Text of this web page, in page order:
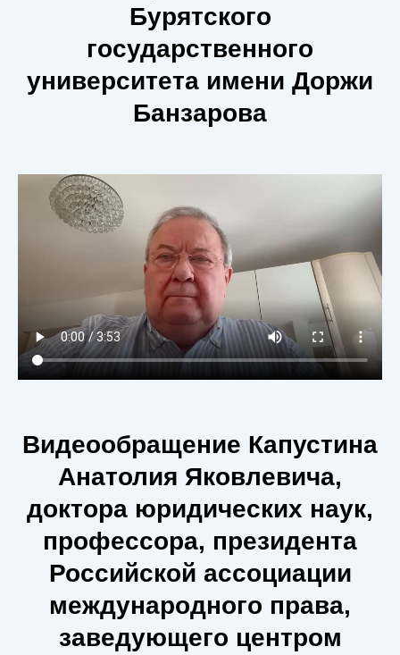
Бурятского
государственного
университета имени Доржи
Банзарова
Видеообращение Капустина
Анатолия Яковлевича,
доктора юридических наук,
профессора, президента
Российской ассоциации
международного права,
заведующего центром